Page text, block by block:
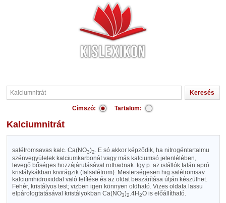
Címszó: Tartalom:
Kalciumnitrát
salétromsavas kalc. Ca(NO3)2. E só akkor képződik, ha nitrogéntartalmu
szénvegyületek kalciumkarbonát vagy más kalciumsó jelenlétében,
levegő bőséges hozzájárulásával rothadnak. Igy p. az istállók falán apró
kristálykákban kivirágzik (falsalétrom). Mesterségesen hig salétromsav
kalciumhidroxiddal való telítése és az oldat beszárítása útján készülhet.
Fehér, kristályos test; vizben igen könnyen oldható. Vizes oldata lassu
elpárologtatásával kristályokban Ca(NO3)2.4H2O is előállítható.